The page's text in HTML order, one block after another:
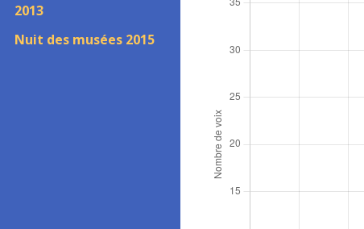
2013
Nuit des musées 2015